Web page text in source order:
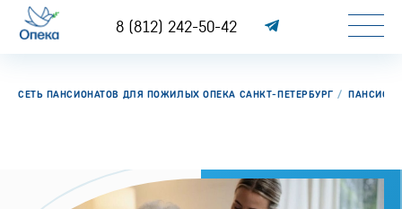
8 (812) 242-50-42
СЕТЬ ПАНСИОНАТОВ ДЛЯ ПОЖИЛЫХ ОПЕКА САНКТ-ПЕТЕРБУРГ